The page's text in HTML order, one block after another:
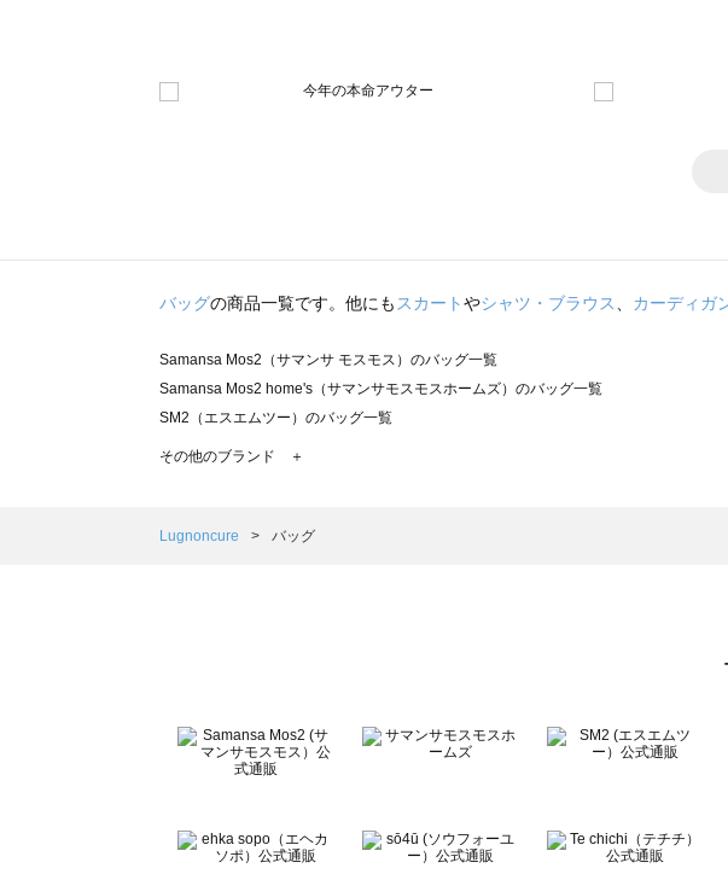
バッグの商品一覧です。他にも スカートやシャツ・ブラウス カーディガ
Samansa Mos2（サマンサ モスモス）のバッグ一覧
Samansa Mos2 home's（サマンサモスモスホームズ）のバッグ一覧
SM2（エスエムツー）のバッグ一覧
TSUHARU by Samansa Mos2（ツハルバイサマンサモスモス）のバッグ一覧
Samansa Mos2 Lagom（サマンサモスモス ラーゴム）のバッグ一覧
BETTY'S BLUE（べティーズブルー）のバッグ一覧
Wpc.（ワールドパーティー）のバッグ一覧
その他のブランド ＋
Lugnoncure バッグ